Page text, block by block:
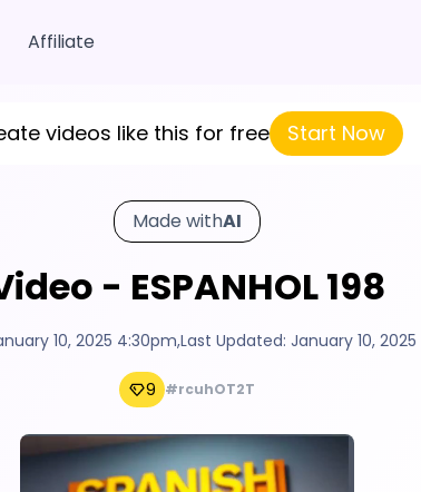
Affiliate
videos like this for free Start Now
Made withAI
- ESPANHOL 198
10, 2025 4:30pm,Last Updated: January 10,
9 #rcuhOT2T